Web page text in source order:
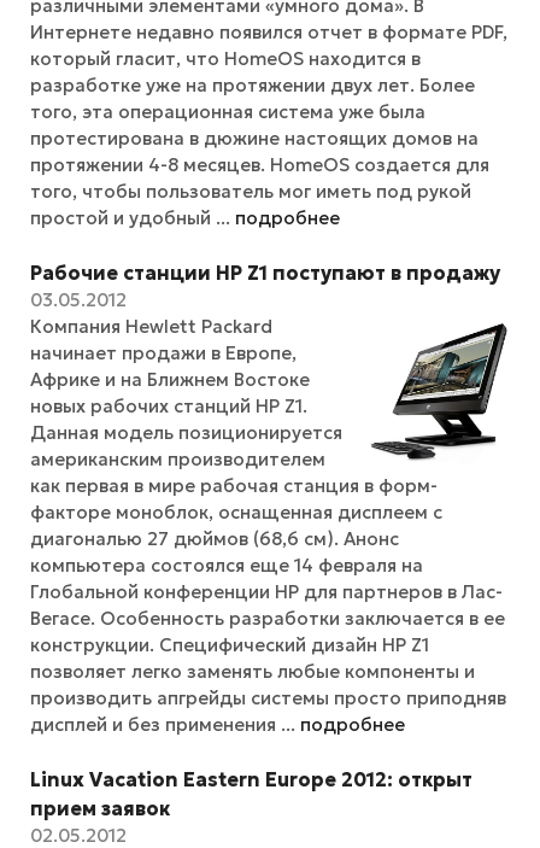
различными элементами «умного дома». В
Интернете недавно появился отчет в формате PDF,
который гласит, что HomeOS находится в
разработке уже на протяжении двух лет. Более
того, эта операционная система уже была
протестирована в дюжине настоящих домов на
протяжении 4-8 месяцев. HomeOS создается для
того, чтобы пользователь мог иметь под рукой
простой и удобный ... подробнее
Рабочие станции HP Z1 поступают в продажу
03.05.2012
Компания Hewlett Packard
начинает продажи в Европе,
Африке и на Ближнем Востоке
новых рабочих станций HP Z1.
Данная модель позиционируется
американским производителем
как первая в мире рабочая станция в форм-
факторе моноблок, оснащенная дисплеем с
диагональю 27 дюймов (68,6 см). Анонс
компьютера состоялся еще 14 февраля на
Глобальной конференции HP для партнеров в Лас-
Вегасе. Особенность разработки заключается в ее
конструкции. Специфический дизайн HP Z1
позволяет легко заменять любые компоненты и
производить апгрейды системы просто приподняв
дисплей и без применения ... подробнее
Linux Vacation Eastern Europe 2012: открыт
прием заявок
02.05.2012